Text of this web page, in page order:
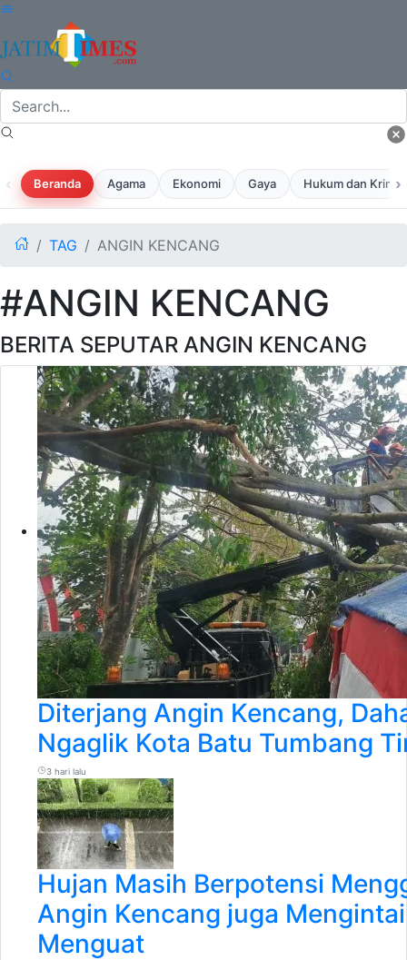
‹ Beranda Agama Ekonomi Gaya Hukum dan ›
TAG ANGIN KENCANG
#ANGIN KENCANG
BERITA SEPUTAR ANGIN KENCANG
Diterjang Angin Kencang,
Ngaglik Kota Batu Tumbang
3 hari lalu
Hujan Masih Berpotensi
Angin Kencang juga
Menguat